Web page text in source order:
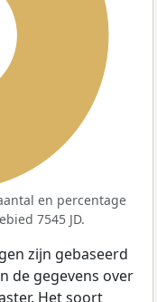
en percentage
7545 JD.
zijn gebaseerd
de gegevens over
Het soort